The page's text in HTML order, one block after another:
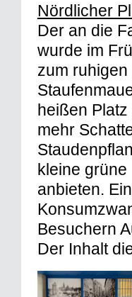
Nördlicher
Der an die
wurde im
zum
heißen
mehr
kleine
anbieten.
Besuchern
Der Inhalt